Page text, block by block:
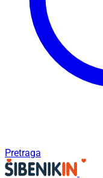
Pretraga